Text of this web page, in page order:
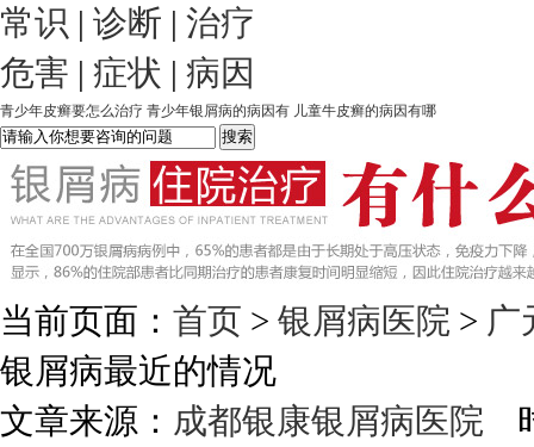
常识 | 诊断 | 治疗
危害 | 症状 | 病因
青少年皮癣要怎么治疗 青少年银屑病的病因有 儿童牛皮癣的病因有哪
当前页面： 首页 > 银屑病医院 > 广
银屑病最近的情况
文章来源： 成都银康银屑病医院